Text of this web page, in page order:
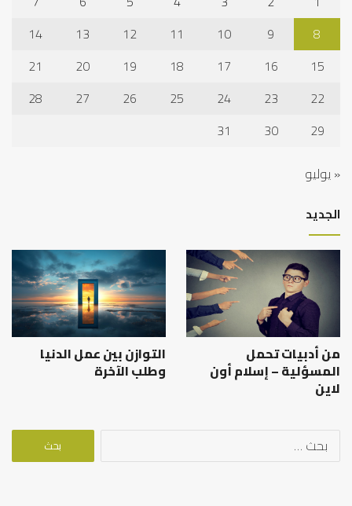
8
9
10
11
12
13
14
15
16
17
18
19
20
21
22
23
24
25
26
27
28
29
30
31
« يوليو
الجديد
من أدبيات تحمل
المسؤلية – إسلام أون
لاين
التوازن بين عمل الدنيا
وطلب الآخرة
البحث